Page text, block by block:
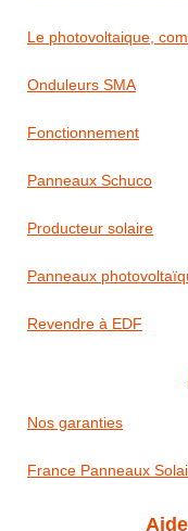
Le photovoltaique,
Onduleurs SMA
Fonctionnement
Panneaux Schuco
Producteur solaire
Panneaux
Revendre à EDF
Nos garanties
France Panneaux